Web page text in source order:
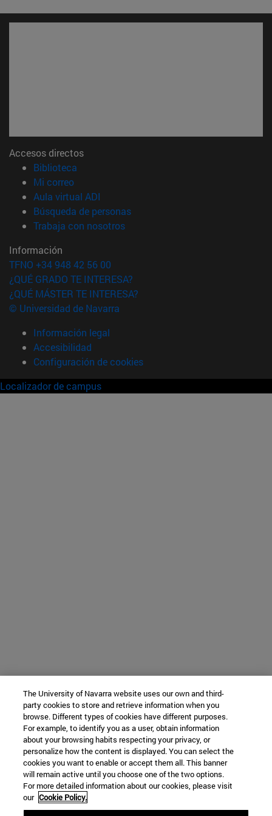
Accesos directos
Biblioteca
Mi correo(abre en nueva ventana)
Aula virtual ADI
Búsqueda de personas(abre en nueva ventana)
Trabaja con nosotros(abre en nueva ventana)
Información
TFNO +34 948 42 56 00
¿QUÉ GRADO TE INTERESA?
¿QUÉ MÁSTER TE INTERESA?
© Universidad de Navarra
Información legal
Accesibilidad
Configuración de cookies
Localizador de campus
The University of Navarra website uses our own and third-
party cookies to store and retrieve information when you
browse. Different types of cookies have different purposes.
For example, to identify you as a user, obtain information
about your browsing habits respecting your privacy, or
personalize how the content is displayed. You can select the
cookies you want to enable or accept them all. This banner
will remain active until you choose one of the two options.
For more detailed information about our cookies, please visit
our Cookie Policy.